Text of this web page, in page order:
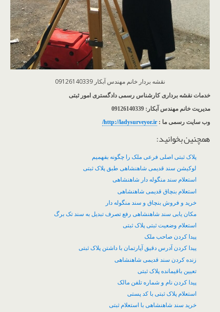
نقشه بردار خانم مهندس آبکار 09126140339
خدمات نقشه برداری کارشناس رسمی دادگستری امور ثبتی
مدیریت خانم مهندس آبکار: 09126140339
وب سایت رسمی ما : http://ladysurveyor.ir/
همچنین بخوانید:
پلاک ثبتی اصلی فرعی ملک را چگونه بفهمیم
لوکیشن سند قدیمی شاهنشاهی طبق پلاک ثبتی
استعلام سند منگوله دار شاهنشاهی
استعلام بنچاق قدیمی شاهنشاهی
خرید و فروش بنچاق و سند منگوله دار
مکان یابی سند شاهنشاهی رفع تصرف تبدیل به سند تک برگ
استعلام وضعیت ثبتی پلاک ثبتی
پیدا کردن صاحب ملک
پیدا کردن آدرس دقیق آپارتمان با داشتن پلاک ثبتی
زنده کردن سند قدیمی شاهنشاهی
تعیین باقیمانده پلاک ثبتی
پیدا کردن نام و شماره تلفن مالک
استعلام پلاک ثبتی با کد پستی
خرید سند شاهنشاهی با استعلام ثبتی